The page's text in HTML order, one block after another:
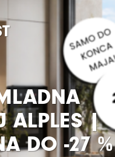
ALPLES |
DO -27 %